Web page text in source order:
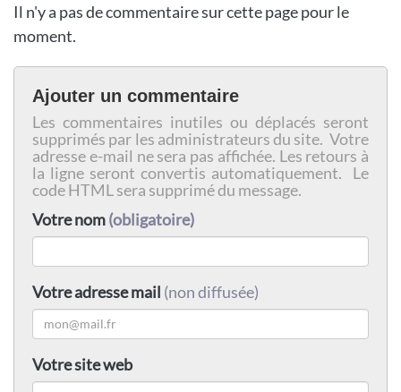
Il n'y a pas de commentaire sur cette page pour le
moment.
Ajouter un commentaire
Les commentaires inutiles ou déplacés seront
supprimés par les administrateurs du site. Votre
adresse e-mail ne sera pas affichée. Les retours à
la ligne seront convertis automatiquement. Le
code HTML sera supprimé du message.
Votre nom(obligatoire)
Votre adresse mail (non diffusée)
Votre site web